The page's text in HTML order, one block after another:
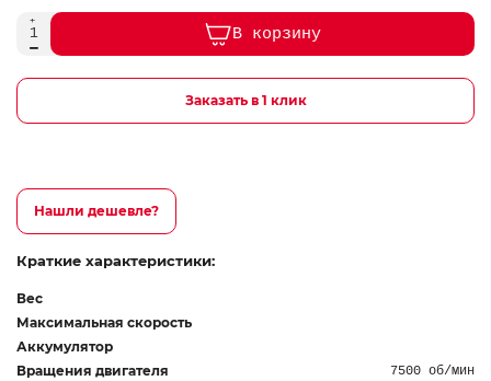
В корзину
Заказать в 1 клик
Нашли дешевле?
Краткие характеристики:
Вес
Максимальная скорость
Аккумулятор
Вращения двигателя
7500 об/мин